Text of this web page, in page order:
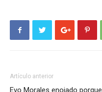
Artículo anterior
Evo Morales enojado porque